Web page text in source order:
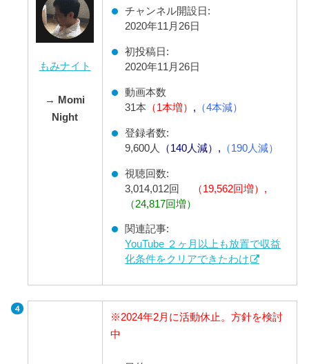
もみナイト
→
Momi
Night
チャンネル開設日:
2020年11月26日
初投稿日:
2020年11月26日
動画本数
31本 （1本増） , （4本減）
登録者数:
9,600人
（140人減）, （190人減）
視聴回数:
3,014,012回
（19,562回増）,
（24,817回増）
関連記事:
YouTube ２ヶ月以上も放置で収益
化条件をクリアできたわけ
※2024年2月に活動休止。方針を検討
中